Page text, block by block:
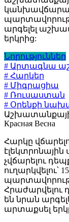
արգելել
երկրից:
Նորություններ
# Արտագնա
# Հարկեր
# Միգրացիա
# Ռուսաստան
# Օրենքի
Красная Весна
Հարկը
չվճարելու
ուղարկվելու՝
Հրաժարվելու
են նրան
արտաքսել